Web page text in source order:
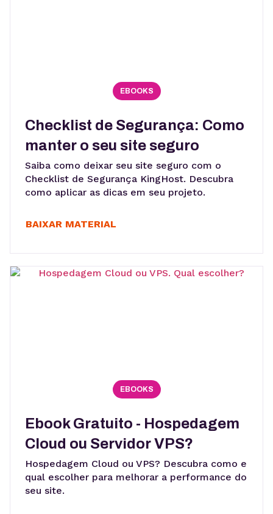
EBOOKS
Checklist de Segurança: Como
manter o seu site seguro
Saiba como deixar seu site seguro com o
Checklist de Segurança KingHost. Descubra
como aplicar as dicas em seu projeto.
BAIXAR MATERIAL
EBOOKS
Ebook Gratuito - Hospedagem
Cloud ou Servidor VPS?
Hospedagem Cloud ou VPS? Descubra como e
qual escolher para melhorar a performance do
seu site.